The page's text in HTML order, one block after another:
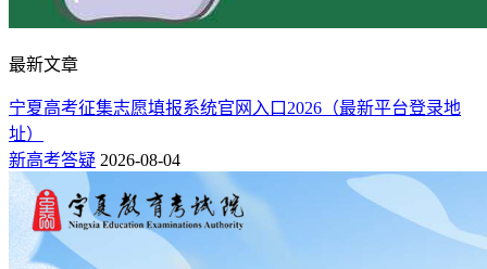
最新文章
宁夏高考征集志愿填报系统官网入口2026（最新平台登录地
址）
新高考答疑 2026-08-04